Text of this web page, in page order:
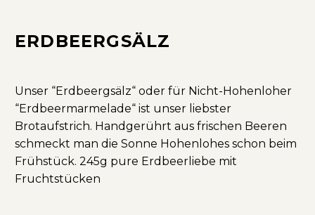
ERDBEERGSÄLZ
Unser “Erdbeergsälz“ oder für Nicht-Hohenloher
“Erdbeermarmelade“ ist unser liebster
Brotaufstrich. Handgerührt aus frischen Beeren
schmeckt man die Sonne Hohenlohes schon beim
Frühstück. 245g pure Erdbeerliebe mit
Fruchtstücken